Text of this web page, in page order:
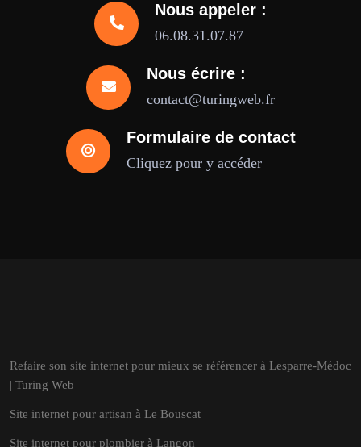
Nous appeler :
06.08.31.07.87
Nous écrire :
contact@turingweb.fr
Formulaire de contact
Cliquez pour y accéder
Refaire son site internet pour mieux se référencer à Lesparre-Médoc
| Turing Web
Site internet pour artisan à Le Bouscat
Site internet pour plombier à Langon